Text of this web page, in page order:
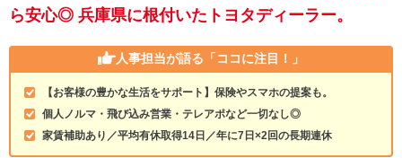
ら安心◎ 兵庫県に根付いたトヨタディーラー。
人事担当が語る 「ココに注目！」
【お客様の豊かな生活をサポート】保険やスマホの提案も。
個人ノルマ・飛び込み営業・テレアポなど一切なし◎
家賃補助あり／平均有休取得14日／年に7日×2回の長期連休